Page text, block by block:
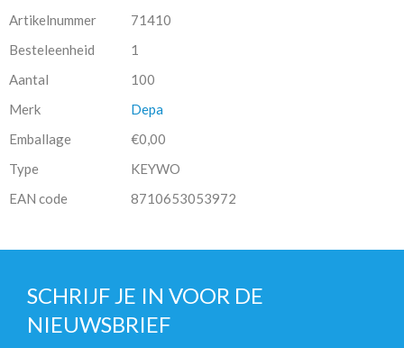
Artikelnummer
71410
Besteleenheid
1
Aantal
100
Merk
Depa
Emballage
€0,00
Type
KEYWO
EAN code
8710653053972
SCHRIJF JE IN VOOR DE
NIEUWSBRIEF